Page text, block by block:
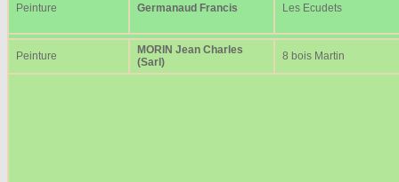
Peinture Germanaud Francis Les Ecudets
Peinture
MORIN Jean Charles
(Sarl)
8 bois Martin